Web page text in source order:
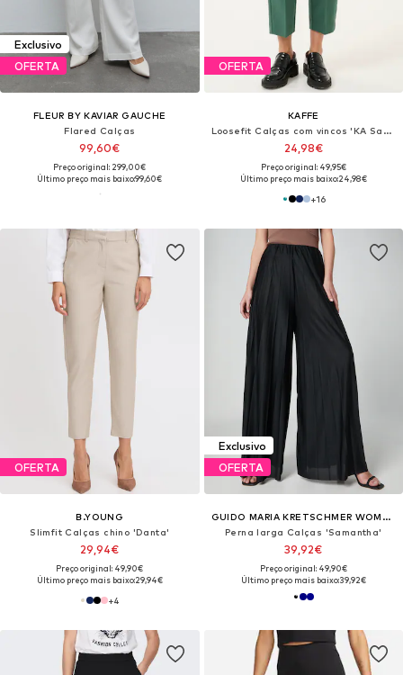
Exclusivo
OFERTA
FLEUR BY KAVIAR GAUCHE
Flared Calças
99,60€
Preço original: 299,00€
Último preço mais baixo:99,60€
OFERTA
KAFFE
Loosefit Calças com vincos 'KA Sakura'
24,98€
Preço original: 49,95€
Último preço mais baixo:24,98€
+16
OFERTA
B.YOUNG
Slimfit Calças chino 'Danta'
29,94€
Preço original: 49,90€
Último preço mais baixo:29,94€
+4
Exclusivo
OFERTA
GUIDO MARIA KRETSCHMER WOMEN
Perna larga Calças 'Samantha'
39,92€
Preço original: 49,90€
Último preço mais baixo:39,92€